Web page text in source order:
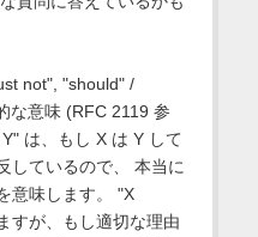
not", "should" /
な意味 (RFC 2119 参
は、もし X は Y して
しているので、 本当に
意味します。 "X
すが、もし適切な理由